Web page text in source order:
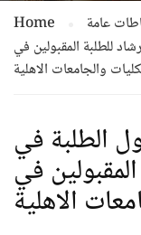
Home
عامة
للطلبة المقبولين في
والجامعات الاهلية
الطلبة في
في
الاهلية